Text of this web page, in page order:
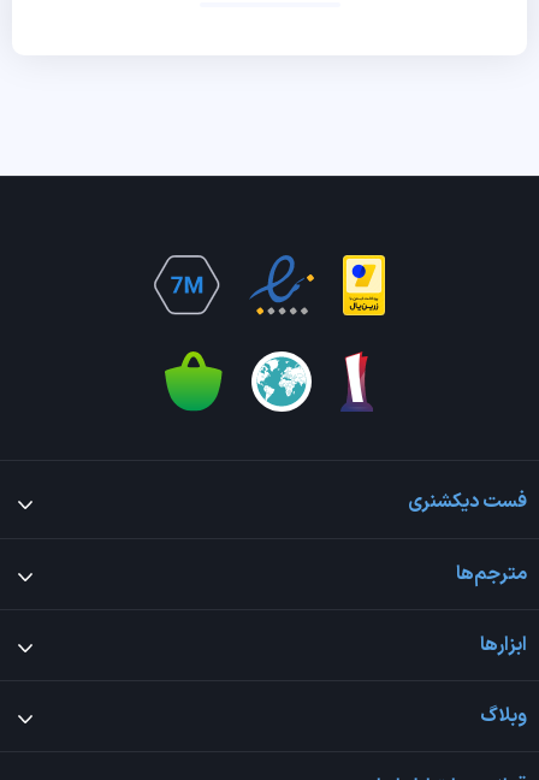
فست دیکشنری
مترجم‌ها
ابزارها
وبلاگ